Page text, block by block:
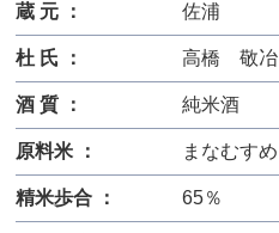
蔵 元 ： 佐浦
杜 氏 ： 高橋 敬冶
酒 質 ： 純米酒
原料米 ： まなむすめ
精米歩合 ： 65％